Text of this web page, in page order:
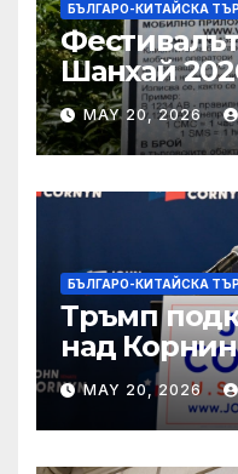
БЪЛГАРО-КИТАЙСКА
Шанхай
вълнуващи
MAY 20, 2026
БЪЛГАРО-КИТАЙСКА
Тръмп
над Корнин
Тексас в
подкрепа
MAY 20, 2026